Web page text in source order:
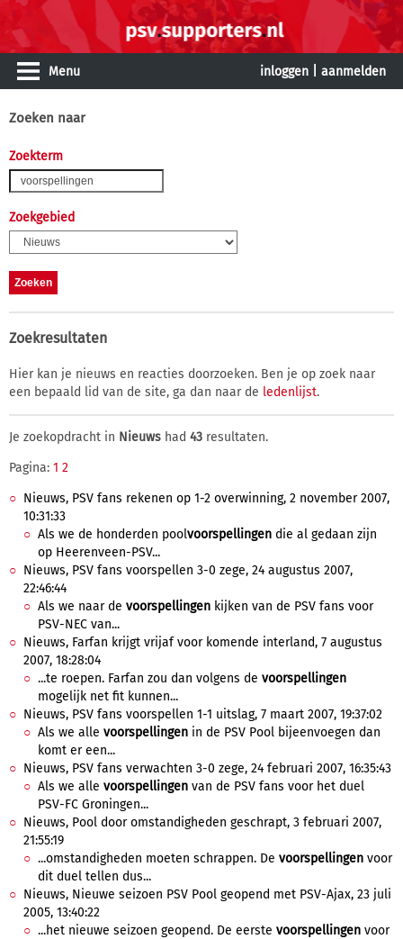
Menu inloggen aanmelden
Zoeken naar
Zoekterm
Zoekgebied
Zoekresultaten
Hier kan je nieuws en reacties doorzoeken. Ben je op zoek naar
een bepaald lid van de site, ga dan naar de ledenlijst.
Je zoekopdracht in Nieuws had 43 resultaten.
Pagina: 1 2
Nieuws, PSV fans rekenen op 1-2 overwinning, 2 november 2007,
10:31:33
Als we de honderden poolvoorspellingen die al gedaan zijn
op Heerenveen-PSV...
Nieuws, PSV fans voorspellen 3-0 zege, 24 augustus 2007,
22:46:44
Als we naar de voorspellingen kijken van de PSV fans voor
PSV-NEC van...
Nieuws, Farfan krijgt vrijaf voor komende interland, 7 augustus
2007, 18:28:04
...te roepen. Farfan zou dan volgens de voorspellingen
mogelijk net fit kunnen...
Nieuws, PSV fans voorspellen 1-1 uitslag, 7 maart 2007, 19:37:02
Als we alle voorspellingen in de PSV Pool bijeenvoegen dan
komt er een...
Nieuws, PSV fans verwachten 3-0 zege, 24 februari 2007, 16:35:43
Als we alle voorspellingen van de PSV fans voor het duel
PSV-FC Groningen...
Nieuws, Pool door omstandigheden geschrapt, 3 februari 2007,
21:55:19
...omstandigheden moeten schrappen. De voorspellingen voor
dit duel tellen dus...
Nieuws, Nieuwe seizoen PSV Pool geopend met PSV-Ajax, 23 juli
2005, 13:40:22
...het nieuwe seizoen geopend. De eerste voorspellingen voor